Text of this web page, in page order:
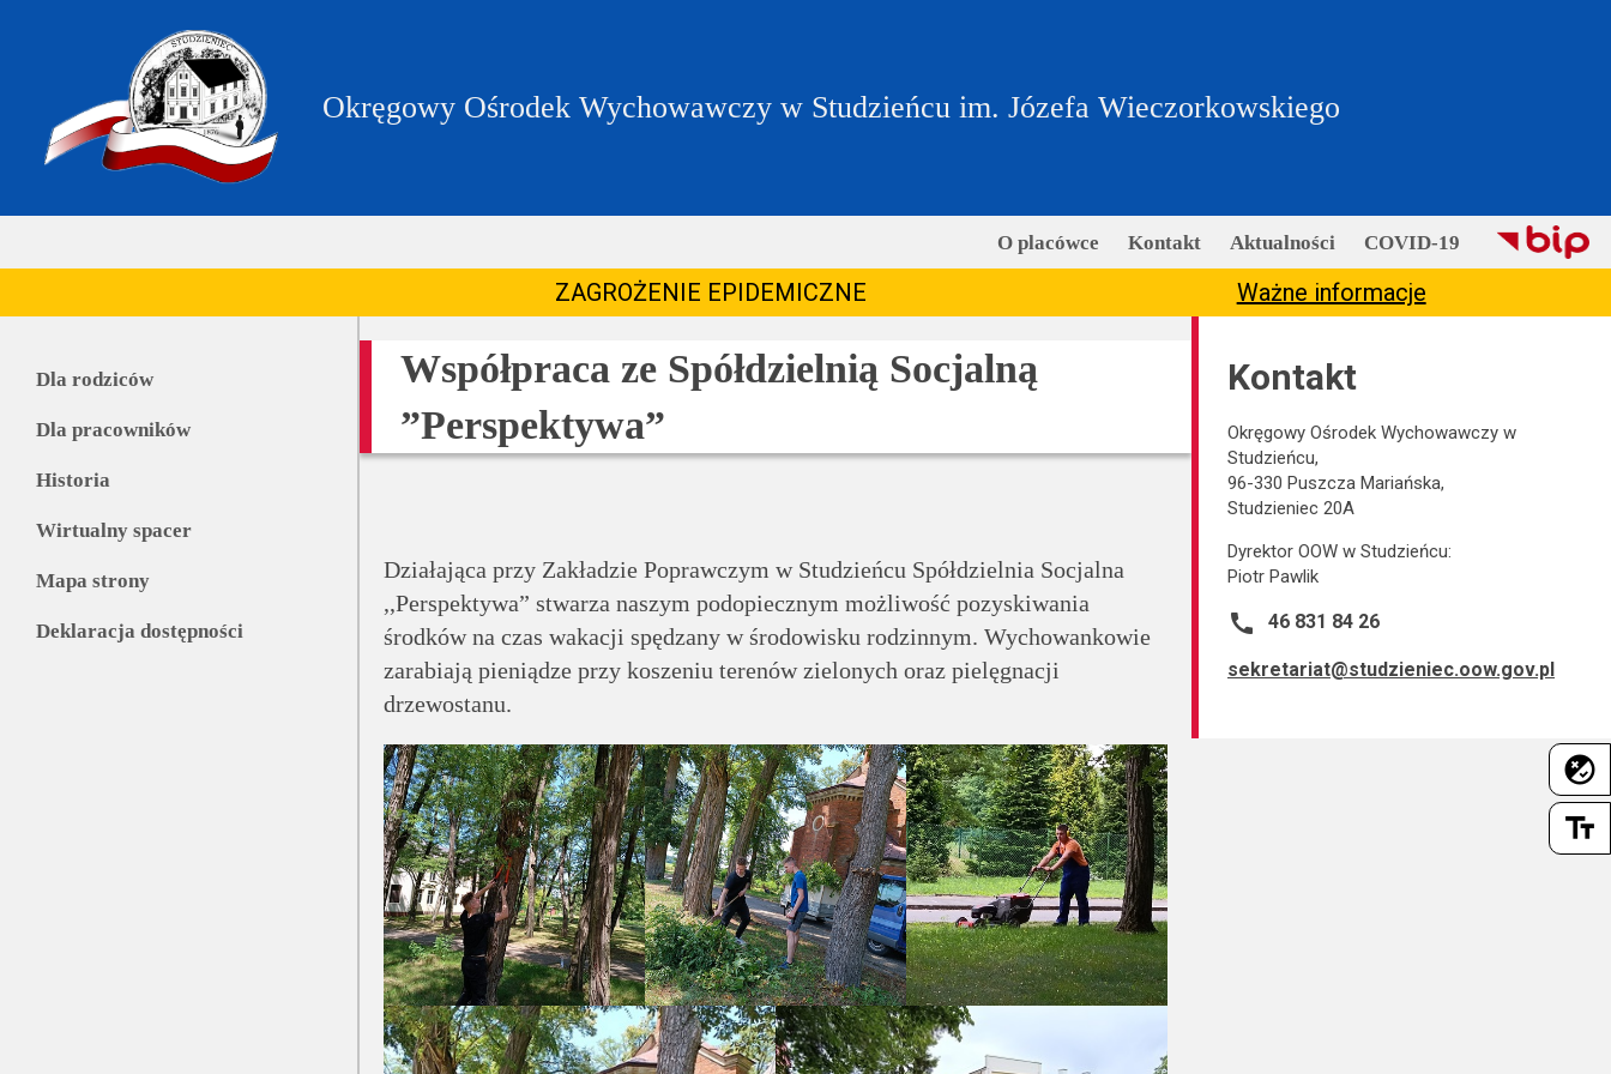
flaky
text_fields
Okręgowy Ośrodek Wychowawczy w Studzieńcu im. Józefa Wieczorkowskiego
O placówce Kontakt Aktualności COVID-19
ZAGROŻENIE EPIDEMICZNE Ważne informacje
Dla rodziców
Dla pracowników
Historia
Wirtualny spacer
Mapa strony
Deklaracja dostępności
Współpraca ze Spółdzielnią Socjalną
”Perspektywa”
Działająca przy Zakładzie Poprawczym w Studzieńcu Spółdzielnia Socjalna
,,Perspektywa” stwarza naszym podopiecznym możliwość pozyskiwania
środków na czas wakacji spędzany w środowisku rodzinnym. Wychowankowie
zarabiają pieniądze przy koszeniu terenów zielonych oraz pielęgnacji
drzewostanu.
Kontakt
Okręgowy Ośrodek Wychowawczy w
Studzieńcu,
96-330 Puszcza Mariańska,
Studzieniec 20A
Dyrektor OOW w Studzieńcu:
Piotr Pawlik
call 46 831 84 26
sekretariat@studzieniec.oow.gov.pl